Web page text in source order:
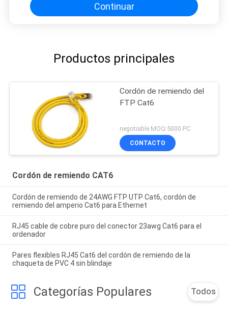
Continuar
Productos principales
Cordón de remiendo del
FTP Cat6
negotiable MOQ:5000 PC
CONTACTO
Cordón de remiendo CAT6
Cordón de remiendo de 24AWG FTP UTP Cat6, cordón de
remiendo del amperio Cat6 para Ethernet
RJ45 cable de cobre puro del conector 23awg Cat6 para el
ordenador
Pares flexibles RJ45 Cat6 del cordón de remiendo de la
chaqueta de PVC 4 sin blindaje
Categorías Populares Todos